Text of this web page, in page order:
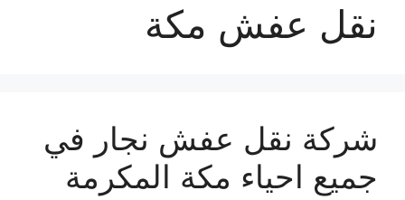
نقل عفش مكة
شركة نقل عفش نجار في
جميع احياء مكة المكرمة